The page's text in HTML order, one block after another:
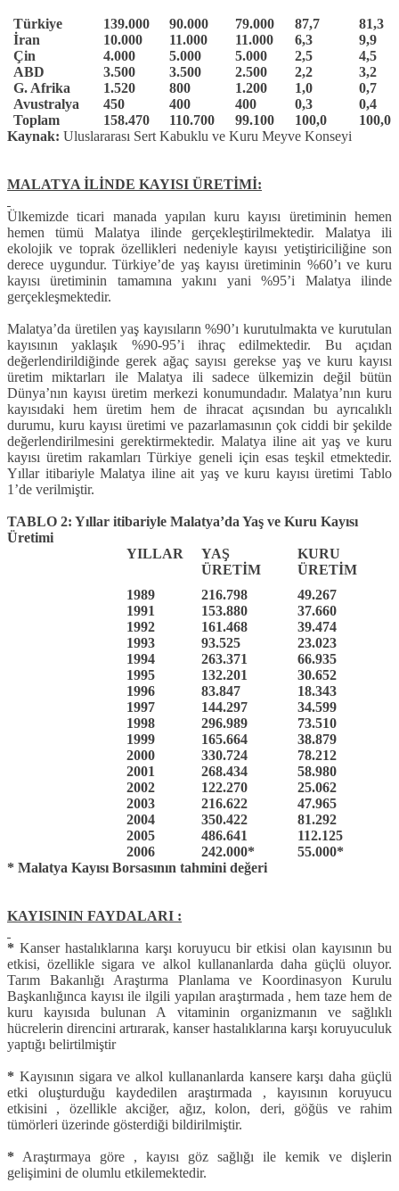
Türkiye 139.000 90.000 79.000 87,7
81,3
İran
10.000 11.000 11.000 6,3
9,9
Çin
4.000 5.000 5.000 2,5
4,5
ABD
3.500 3.500 2.500 2,2
3,2
G. Afrika
1.520 800 1.200 1,0
0,7
Avustralya
450 400 400 0,3
0,4
Toplam
158.470 110.700 99.100 100,0
100,0
Kaynak: Uluslararası Sert Kabuklu ve Kuru Meyve Konseyi
MALATYA İLİNDE KAYISI ÜRETİMİ:
Ülkemizde ticari manada yapılan kuru kayısı üretiminin hemen
hemen tümü Malatya ilinde gerçekleştirilmektedir. Malatya ili
ekolojik ve toprak özellikleri nedeniyle kayısı yetiştiriciliğine son
derece uygundur. Türkiye’de yaş kayısı üretiminin %60’ı ve kuru
kayısı üretiminin tamamına yakını yani %95’i Malatya ilinde
gerçekleşmektedir.
Malatya’da üretilen yaş kayısıların %90’ı kurutulmakta ve kurutulan
kayısının yaklaşık %90-95’i ihraç edilmektedir. Bu açıdan
değerlendirildiğinde gerek ağaç sayısı gerekse yaş ve kuru kayısı
üretim miktarları ile Malatya ili sadece ülkemizin değil bütün
Dünya’nın kayısı üretim merkezi konumundadır. Malatya’nın kuru
kayısıdaki hem üretim hem de ihracat açısından bu ayrıcalıklı
durumu, kuru kayısı üretimi ve pazarlamasının çok ciddi bir şekilde
değerlendirilmesini gerektirmektedir. Malatya iline ait yaş ve kuru
kayısı üretim rakamları Türkiye geneli için esas teşkil etmektedir.
Yıllar itibariyle Malatya iline ait yaş ve kuru kayısı üretimi Tablo
1’de verilmiştir.
TABLO 2: Yıllar itibariyle Malatya’da Yaş ve Kuru Kayısı
Üretimi
YILLAR
YAŞ
ÜRETİM
KURU
ÜRETİM
1989
216.798
49.267
1991
153.880
37.660
1992
161.468
39.474
1993
93.525
23.023
1994
263.371
66.935
1995
132.201
30.652
1996
83.847
18.343
1997
144.297
34.599
1998
296.989
73.510
1999
165.664
38.879
2000
330.724
78.212
2001
268.434
58.980
2002
122.270
25.062
2003
216.622
47.965
2004
350.422
81.292
2005
486.641
112.125
2006
242.000*
55.000*
* Malatya Kayısı Borsasının tahmini değeri
KAYISININ FAYDALARI :
*Kanser hastalıklarına karşı koruyucu bir etkisi olan kayısının bu
etkisi, özellikle sigara ve alkol kullananlarda daha güçlü oluyor.
Tarım Bakanlığı Araştırma Planlama ve Koordinasyon Kurulu
Başkanlığınca kayısı ile ilgili yapılan araştırmada , hem taze hem de
kuru kayısıda bulunan A vitaminin organizmanın ve sağlıklı
hücrelerin direncini artırarak, kanser hastalıklarına karşı koruyuculuk
yaptığı belirtilmiştir
* Kayısının sigara ve alkol kullananlarda kansere karşı daha güçlü
etki oluşturduğu kaydedilen araştırmada , kayısının koruyucu
etkisini , özellikle akciğer, ağız, kolon, deri, göğüs ve rahim
tümörleri üzerinde gösterdiği bildirilmiştir.
* Araştırmaya göre , kayısı göz sağlığı ile kemik ve dişlerin
gelişimini de olumlu etkilemektedir.